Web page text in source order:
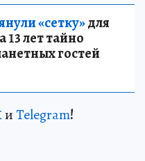
«сетку»для
лет тайно
гостей
иTelegram!